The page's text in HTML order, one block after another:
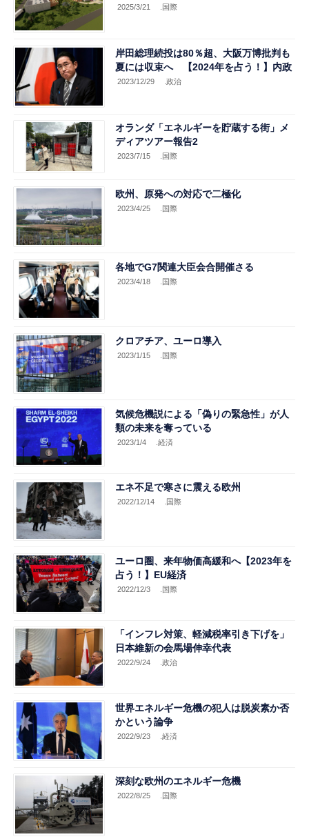
2025/3/21 .国際
岸田総理続投は80％超、大阪万博批判も
夏には収束へ 【2024年を占う！】内政
2023/12/29 .政治
オランダ「エネルギーを貯蔵する街」メ
ディアツアー報告2
2023/7/15 .国際
欧州、原発への対応で二極化
2023/4/25 .国際
各地でG7関連大臣会合開催さる
2023/4/18 .国際
クロアチア、ユーロ導入
2023/1/15 .国際
気候危機説による「偽りの緊急性」が人
類の未来を奪っている
2023/1/4 .経済
エネ不足で寒さに震える欧州
2022/12/14 .国際
ユーロ圏、来年物価高緩和へ【2023年を
占う！】EU経済
2022/12/3 .国際
「インフレ対策、軽減税率引き下げを」
日本維新の会馬場伸幸代表
2022/9/24 .政治
世界エネルギー危機の犯人は脱炭素か否
かという論争
2022/9/23 .経済
深刻な欧州のエネルギー危機
2022/8/25 .国際